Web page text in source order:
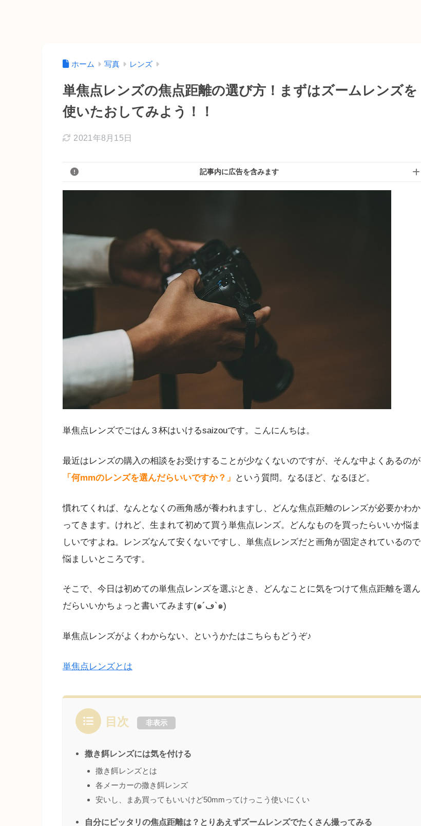
ホーム 写真 レンズ
単焦点レンズの焦点距離の選び方！まずはズームレンズを
使いたおしてみよう！！
2021年8月15日
記事内に広告を含みます
単焦点レンズでごはん３杯はいけるsaizouです。こんにんちは。
最近はレンズの購入の相談をお受けすることが少なくないのですが、そんな中よくあるのが
「何mmのレンズを選んだらいいですか？」
という質問。なるほど、なるほど。
慣れてくれば、なんとなくの画角感が養われますし、どんな焦点距離のレンズが必要かわか
ってきます。けれど、生まれて初めて買う単焦点レンズ。どんなものを買ったらいいか悩ま
しいですよね。レンズなんて安くないですし、単焦点レンズだと画角が固定されているので
悩ましいところです。
そこで、今日は初めての単焦点レンズを選ぶとき、どんなことに気をつけて焦点距離を選ん
だらいいかちょっと書いてみます(๑´ڡ`๑)
単焦点レンズがよくわからない、というかたはこちらもどうぞ♪
単焦点レンズとは
目次 非表示
撒き餌レンズには気を付ける
撒き餌レンズとは
各メーカーの撒き餌レンズ
安いし、まあ買ってもいいけど50mmってけっこう使いにくい
自分にピッタリの焦点距離は？とりあえずズームレンズでたくさん撮ってみる